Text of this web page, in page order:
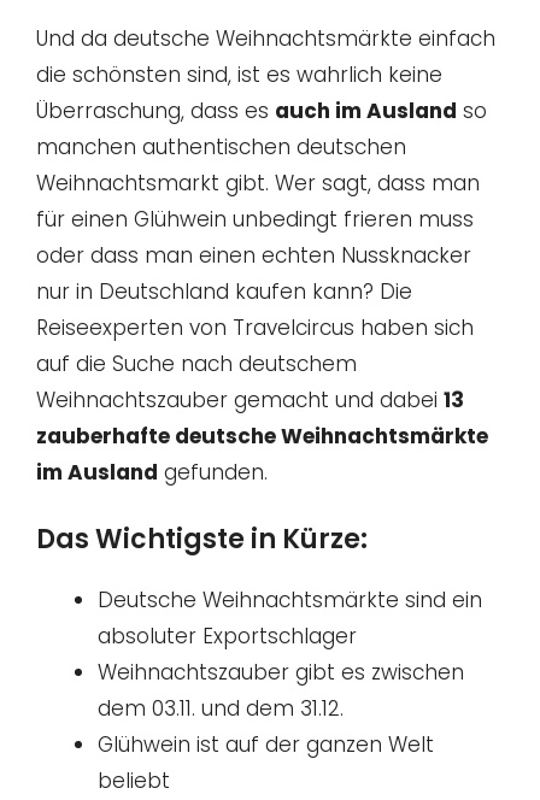
Und da deutsche Weihnachtsmärkte einfach
die schönsten sind, ist es wahrlich keine
Überraschung, dass es auch im Ausland so
manchen authentischen deutschen
Weihnachtsmarkt gibt. Wer sagt, dass man
für einen Glühwein unbedingt frieren muss
oder dass man einen echten Nussknacker
nur in Deutschland kaufen kann? Die
Reiseexperten von Travelcircus haben sich
auf die Suche nach deutschem
Weihnachtszauber gemacht und dabei 13
zauberhafte deutsche Weihnachtsmärkte
im Ausland gefunden.
Das Wichtigste in Kürze:
Deutsche Weihnachtsmärkte sind ein
absoluter Exportschlager
Weihnachtszauber gibt es zwischen
dem 03.11. und dem 31.12.
Glühwein ist auf der ganzen Welt
beliebt